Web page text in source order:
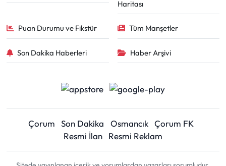
Haritası
Puan Durumu ve Fikstür Tüm Manşetler
Son Dakika Haberleri Haber Arşivi
Çorum Son Dakika Osmancık Çorum FK
Resmi İlan
Resmi Reklam